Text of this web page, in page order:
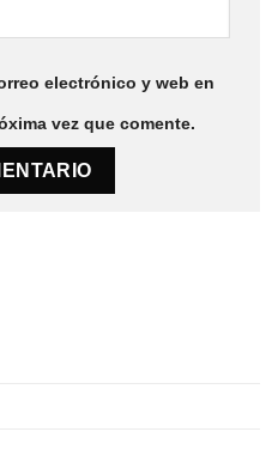
electrónico y web en
vez que comente.